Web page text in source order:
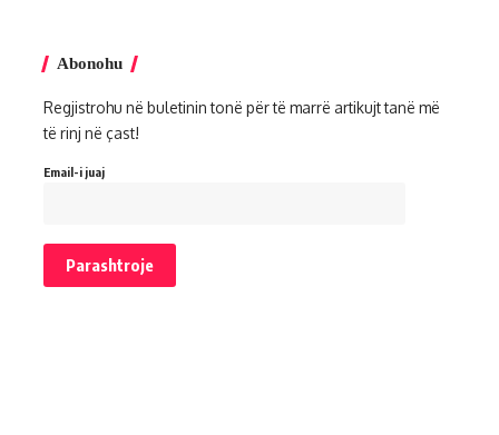
Abonohu
Regjistrohu në buletinin tonë për të marrë artikujt tanë më
të rinj në çast!
Email-i juaj